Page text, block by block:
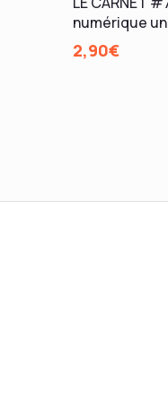
numérique
2,90€